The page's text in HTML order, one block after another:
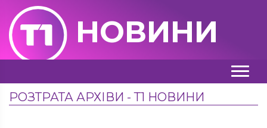
НОВИНИ
РОЗТРАТА АРХІВИ - Т1 НОВИНИ